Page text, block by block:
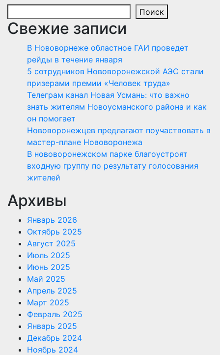
Поиск
Свежие записи
В Нововорнеже областное ГАИ проведет
рейды в течение января
5 сотрудников Нововоронежской АЭС стали
призерами премии «Человек труда»
Телеграм канал Новая Усмань: что важно
знать жителям Новоусманского района и как
он помогает
Нововоронежцев предлагают поучаствовать в
мастер-плане Нововоронежа
В нововоронежском парке благоустроят
входную группу по результату голосования
жителей
Архивы
Январь 2026
Октябрь 2025
Август 2025
Июль 2025
Июнь 2025
Май 2025
Апрель 2025
Март 2025
Февраль 2025
Январь 2025
Декабрь 2024
Ноябрь 2024